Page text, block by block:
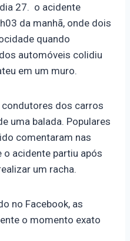
27. o acidente
da manhã, onde dois
quando
automóveis colidiu
em um muro.
dos carros
uma balada. Populares
comentaram nas
acidente partiu após
um racha.
no Facebook, as
o momento exato